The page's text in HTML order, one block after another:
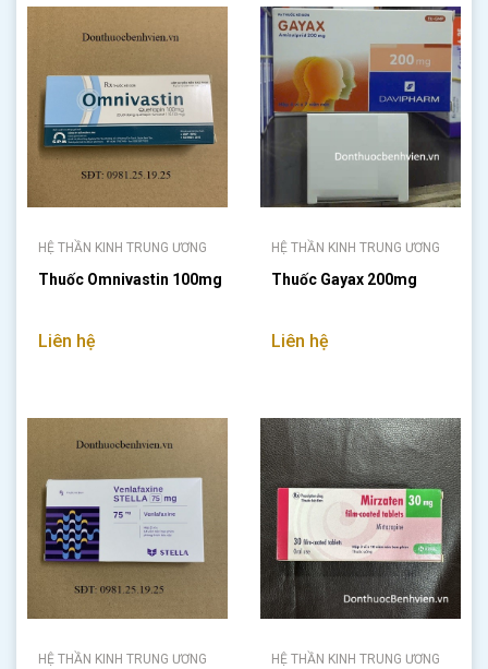
HỆ THẦN KINH TRUNG ƯƠNG
Thuốc Omnivastin 100mg
Liên hệ
HỆ THẦN KINH TRUNG ƯƠNG
Thuốc Gayax 200mg
Liên hệ
HỆ THẦN KINH TRUNG ƯƠNG HỆ THẦN KINH TRUNG ƯƠNG